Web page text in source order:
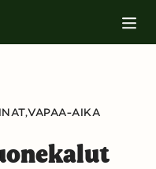
M
o
b
VAPAA-AIKA